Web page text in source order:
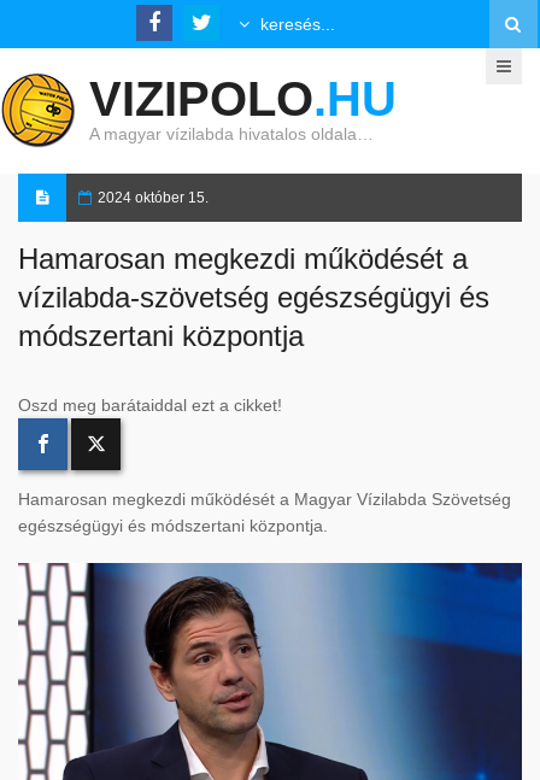
VIZIPOLO.HU
A magyar vízilabda hivatalos oldala…
2024 október 15.
Hamarosan megkezdi működését a
vízilabda-szövetség egészségügyi és
módszertani központja
Oszd meg barátaiddal ezt a cikket!
Hamarosan megkezdi működését a Magyar Vízilabda Szövetség
egészségügyi és módszertani központja.